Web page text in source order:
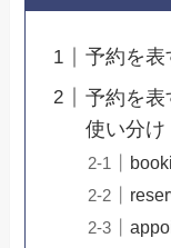
予約を表
予約を表
使い分け